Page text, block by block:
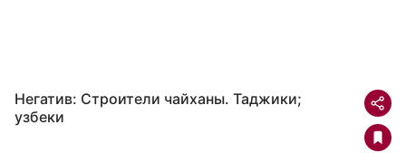
Негатив: Строители чайханы. Таджики;
узбеки